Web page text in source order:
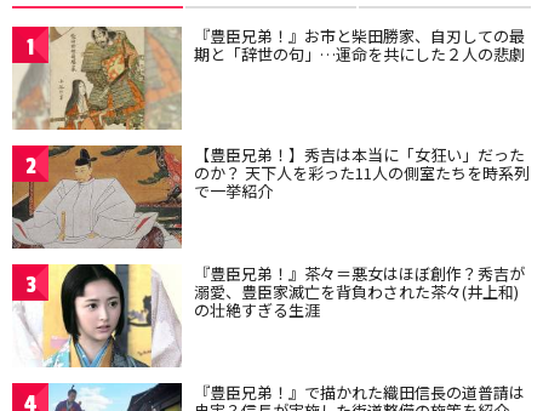
1 『豊臣兄弟！』お市と柴田勝家、自刃しての最
期と「辞世の句」…運命を共にした２人の悲劇
2 【豊臣兄弟！】秀吉は本当に「女狂い」だった
のか？ 天下人を彩った11人の側室たちを時系列
で一挙紹介
3 『豊臣兄弟！』茶々＝悪女はほぼ創作？秀吉が
溺愛、豊臣家滅亡を背負わされた茶々(井上和)
の壮絶すぎる生涯
4 『豊臣兄弟！』で描かれた織田信長の道普請は